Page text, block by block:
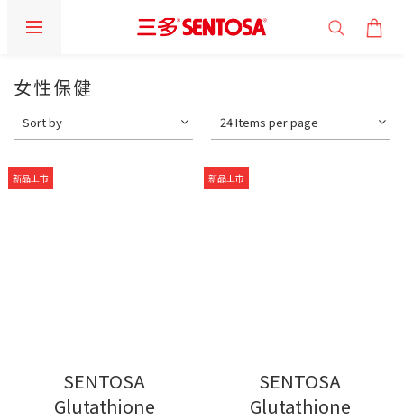
女性保健
Sort by 24 Items per page
新品上市
SENTOSA
Glutathione
新品上市
SENTOSA
Glutathione